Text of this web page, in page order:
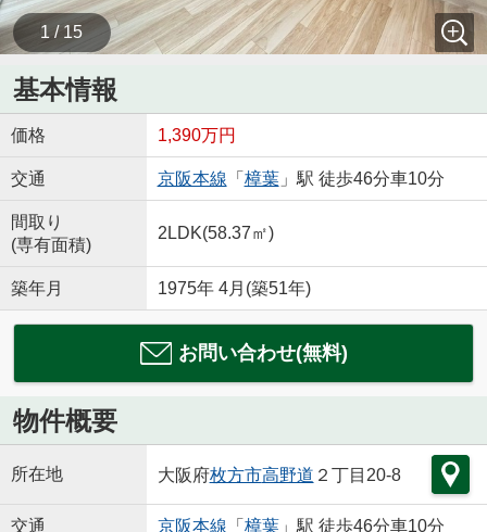
1 / 15
基本情報
価格 1,390万円
交通 京阪本線 「 樟葉」駅 徒歩46分車10分
間取り
(専有面積)
2LDK(58.37㎡)
築年月 1975年 4月(築51年)
お問い合わせ(無料)
物件概要
所在地 大阪府枚方市高野道 ２丁目20-8
交通 京阪本線 「 樟葉」駅 徒歩46分車10分